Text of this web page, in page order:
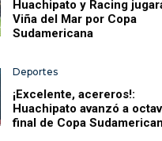
Huachipato y Racing
Viña del Mar por Copa
Sudamericana
Deportes
¡Excelente, acereros!:
Huachipato avanzó a
final de Copa